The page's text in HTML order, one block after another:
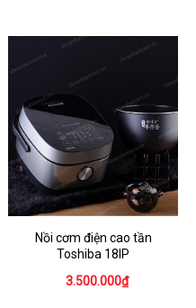
Nồi cơm điện cao tần
Toshiba 18IP
3.500.000₫